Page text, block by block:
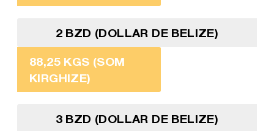
2 BZD (DOLLAR DE BELIZE)
88,25 KGS (SOM
KIRGHIZE)
3 BZD (DOLLAR DE BELIZE)